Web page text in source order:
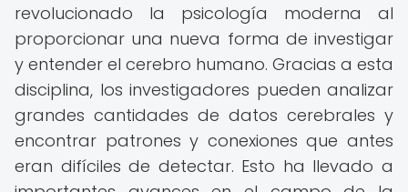
revolucionado la psicología moderna al
proporcionar una nueva forma de investigar
y entender el cerebro humano. Gracias a esta
disciplina, los investigadores pueden analizar
grandes cantidades de datos cerebrales y
encontrar patrones y conexiones que antes
eran difíciles de detectar. Esto ha llevado a